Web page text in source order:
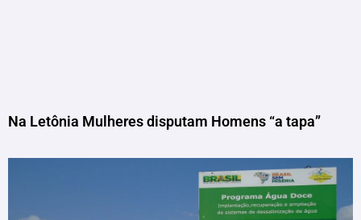
Na Letônia Mulheres disputam Homens “a tapa”